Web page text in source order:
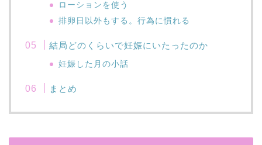
ローションを使う
排卵日以外もする。行為に慣れる
結局どのくらいで妊娠にいたったのか
妊娠した月の小話
まとめ